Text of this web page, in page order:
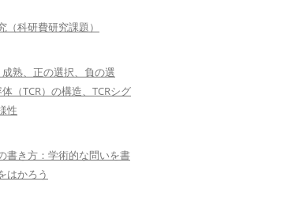
（科研費研究課題）
熟、正の選択、負の選
（TCR）の構造、TCRシグ
性
書き方：学術的な問いを書
はかろう